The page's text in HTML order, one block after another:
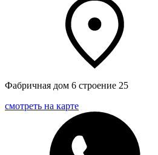
Фабричная дом 6 строение 25
смотреть на карте